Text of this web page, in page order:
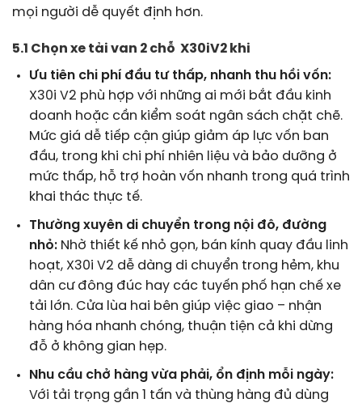
mọi người dễ quyết định hơn.
5.1 Chọn xe tải van 2 chỗ X30iV2 khi
Ưu tiên chi phí đầu tư thấp, nhanh thu hồi vốn:
X30i V2 phù hợp với những ai mới bắt đầu kinh
doanh hoặc cần kiểm soát ngân sách chặt chẽ.
Mức giá dễ tiếp cận giúp giảm áp lực vốn ban
đầu, trong khi chi phí nhiên liệu và bảo dưỡng ở
mức thấp, hỗ trợ hoàn vốn nhanh trong quá trình
khai thác thực tế.
Thường xuyên di chuyển trong nội đô, đường
nhỏ:Nhờ thiết kế nhỏ gọn, bán kính quay đầu linh
hoạt, X30i V2 dễ dàng di chuyển trong hẻm, khu
dân cư đông đúc hay các tuyến phố hạn chế xe
tải lớn. Cửa lùa hai bên giúp việc giao – nhận
hàng hóa nhanh chóng, thuận tiện cả khi dừng
đỗ ở không gian hẹp.
Nhu cầu chở hàng vừa phải, ổn định mỗi ngày:
Với tải trọng gần 1 tấn và thùng hàng đủ dùng